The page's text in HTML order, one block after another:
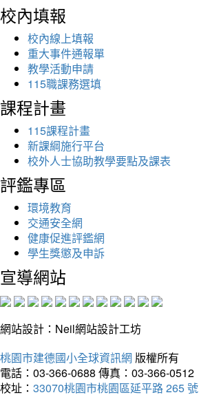
校內填報
校內線上填報
重大事件通報單
教學活動申請
115職課務選填
課程計畫
115課程計畫
新課綱施行平台
校外人士協助教學要點及課表
評鑑專區
環境教育
交通安全網
健康促進評鑑網
學生獎懲及申訴
宣導網站
網站設計：Neil網站設計工坊
桃園市建德國小全球資訊網 版權所有
電話：03-366-0688 傳真：03-366-0512
校址： 33070桃園市桃園區延平路 265 號